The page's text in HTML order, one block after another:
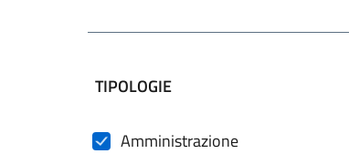
filtri da applicare
TIPOLOGIE
Amministrazione